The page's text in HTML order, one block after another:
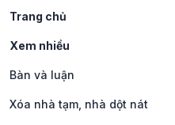
Trang chủ
Xem nhiều
Bàn và luận
Xóa nhà tạm, nhà dột nát